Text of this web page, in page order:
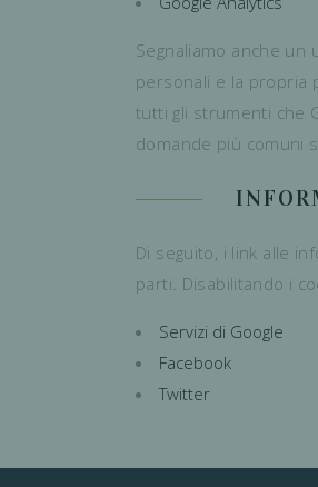
Segnaliamo anche un
personali e la propria
tutti gli strumenti che
domande più comuni
Di seguito, i link alle
parti. Disabilitando i
Servizi di Google
Facebook
Twitter